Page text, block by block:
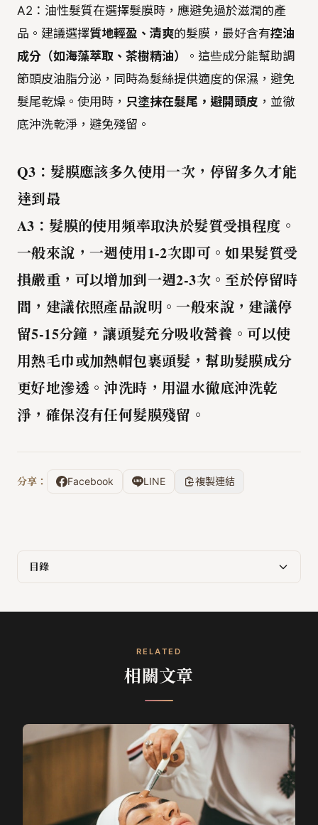
A2：油性髮質在選擇髮膜時，應避免過於滋潤的產
品。建議選擇質地輕盈、清爽的髮膜，最好含有控油
成分（如海藻萃取、茶樹精油）
。這些成分能幫助調
節頭皮油脂分泌，同時為髮絲提供適度的保濕，避免
髮尾乾燥。使用時， 只塗抹在髮尾，避開頭皮 ，並徹
底沖洗乾淨，避免殘留。
Q3：髮膜應該多久使用一次，停留多久才能
達到最
A3：髮膜的使用頻率取決於髮質受損程度。
一般來說， 一週使用1-2次即可。如果髮質受
損嚴重，可以增加到一週2-3次。至於停留時
間，建議依照產品說明 。一般來說，建議停
留5-15分鐘 ，讓頭髮充分吸收營養。可以使
用熱毛巾或加熱帽包裹頭髮，幫助髮膜成分
更好地滲透。沖洗時，用溫水徹底沖洗乾
淨，確保沒有任何髮膜殘留。
分享： Facebook LINE 複製連結
目錄
RELATED
相關文章